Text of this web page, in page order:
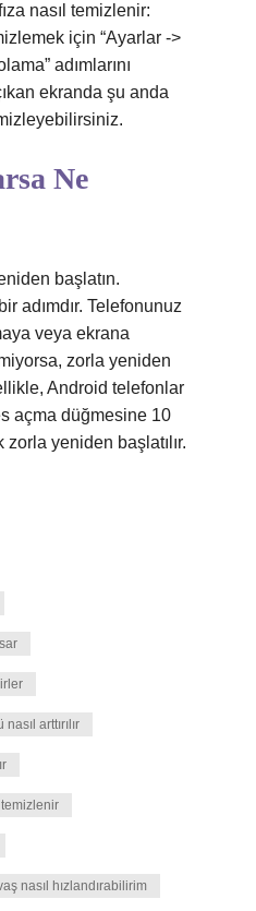
nasıl temizlenir:
için “Ayarlar ->
adımlarını
ekranda şu anda
Ne
başlatın.
adımdır. Telefonunuz
veya ekrana
zorla yeniden
Android telefonlar
açma düğmesine 10
zorla yeniden başlatılır.
arttırılır
nasıl hızlandırabilirim